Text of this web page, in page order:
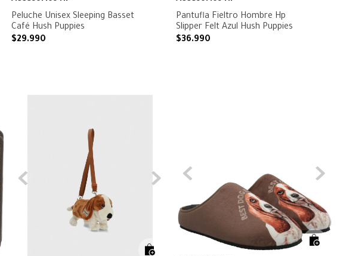
Peluche Unisex Sleeping Basset
Café Hush Puppies
$29.990
Pantufla Fieltro Hombre Hp
Slipper Felt Azul Hush Puppies
$36.990